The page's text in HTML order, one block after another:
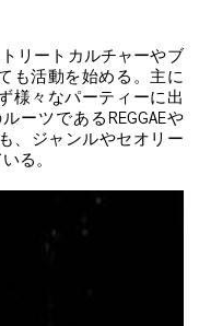
リートカルチャーやブ
も活動を始める。主に
様々なパーティーに出
ーツであるREGGAEや
、ジャンルやセオリー
る。